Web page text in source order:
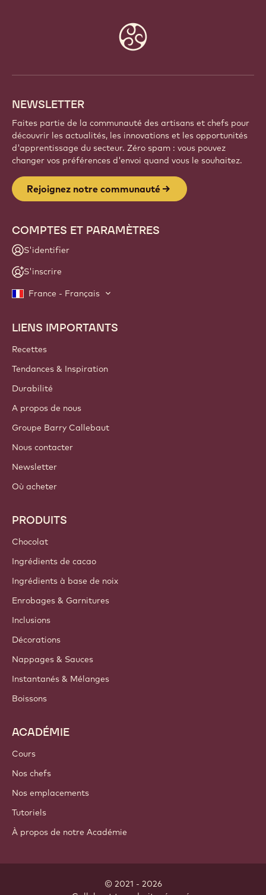
NEWSLETTER
Faites partie de la communauté des artisans et chefs pour
découvrir les actualités, les innovations et les opportunités
d'apprentissage du secteur. Zéro spam : vous pouvez
changer vos préférences d'envoi quand vous le souhaitez.
Rejoignez notre communauté
COMPTES ET PARAMÈTRES
S'identifier
S'inscrire
France - Français
Footer
Callebaut
LIENS IMPORTANTS
Recettes
Tendances & Inspiration
Durabilité
A propos de nous
Groupe Barry Callebaut
Nous contacter
Newsletter
Où acheter
PRODUITS
Chocolat
Ingrédients de cacao
Ingrédients à base de noix
Enrobages & Garnitures
Inclusions
Décorations
Nappages & Sauces
Instantanés & Mélanges
Boissons
ACADÉMIE
Cours
Nos chefs
Nos emplacements
Tutoriels
À propos de notre Académie
© 2021 - 2026